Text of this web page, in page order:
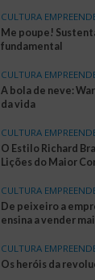
CULTURA
Me poupe!
fundamental
CULTURA
A bola de neve:
da vida
CULTURA
O Estilo Richard
Lições do Maior
CULTURA
De peixeiro a
ensina a vender
CULTURA
Os heróis da